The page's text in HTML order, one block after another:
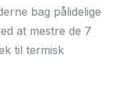
bag pålidelige
at mestre de 7
til termisk